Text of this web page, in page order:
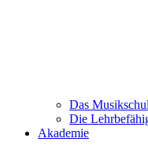
Das
Die
Akademie